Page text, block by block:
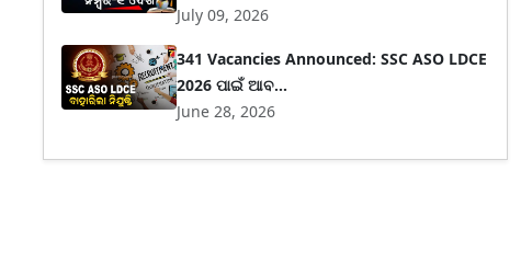
July 09, 2026
341 Vacancies Announced: SSC ASO LDCE
2026 ପାଇଁ ଆବ...
June 28, 2026